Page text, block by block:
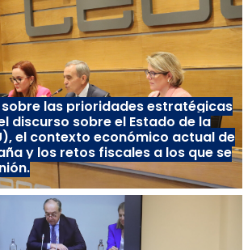
sobre las prioridades estratégicas
discurso sobre el Estado de la
el contexto económico actual de
y los retos fiscales a los que se